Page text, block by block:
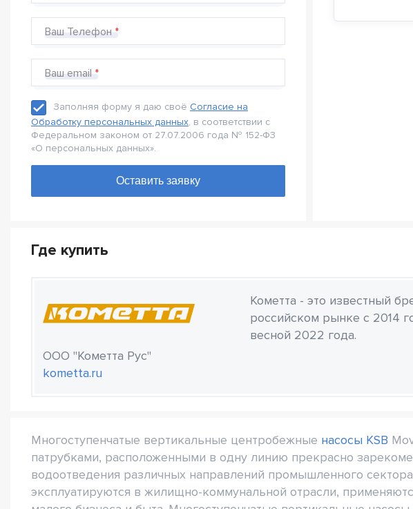
Ваш Телефон
Ваш email
Заполняя форму я даю своё Согласие на
Обработку персональных данных, в соответствии с
Федеральном законом от 27.07.2006 года № 152-Ф3
«О персональных данных».
Где купить
ООО "Кометта Рус"
kometta.ru
Кометта - это известный
российском рынке с 2014
весной 2022 года.
Многоступенчатые вертикальные центробежные насосы KSB
патрубками, расположенными в одну линию прекрасно
водоотведения различных направлений промышленного
эксплуатируются в жилищно-коммунальной отрасли,